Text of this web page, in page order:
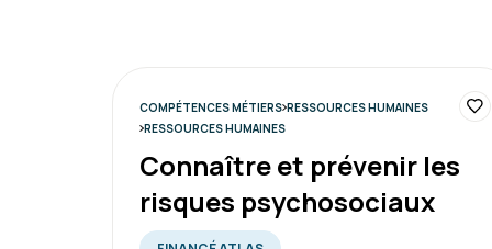
COMPÉTENCES MÉTIERS RESSOURCES HUMAINES
RESSOURCES HUMAINES
Connaître et prévenir les
risques psychosociaux